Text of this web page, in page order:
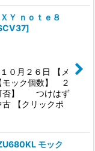
Ｙ ｎｏｔｅ８
]
月２６日 【メ
ック個数】 ２
否】 つけはず
【クリックポ
モック